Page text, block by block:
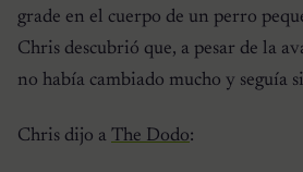
grade en el cuerpo de un perro
Chris descubrió que, a pesar de la
no había cambiado mucho y seguía
Chris dijo a The Dodo: